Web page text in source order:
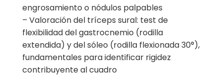
engrosamiento o nódulos palpables
– Valoración del tríceps sural: test de
flexibilidad del gastrocnemio (rodilla
extendida) y del sóleo (rodilla flexionada 30°),
fundamentales para identificar rigidez
contribuyente al cuadro